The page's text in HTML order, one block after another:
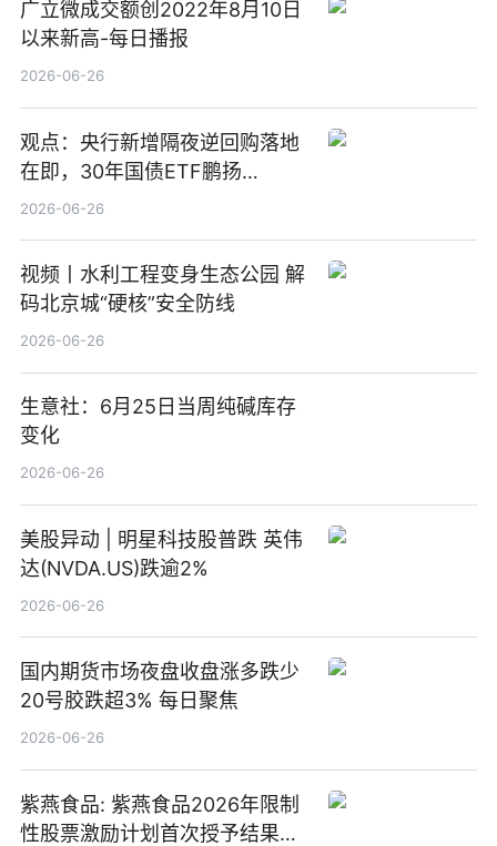
广立微成交额创2022年8月10日
以来新高-每日播报
2026-06-26
观点：央行新增隔夜逆回购落地
在即，30年国债ETF鹏扬
(511090) 盘中小幅上涨
2026-06-26
视频丨水利工程变身生态公园 解
码北京城“硬核”安全防线
2026-06-26
生意社：6月25日当周纯碱库存
变化
2026-06-26
美股异动 | 明星科技股普跌 英伟
达(NVDA.US)跌逾2%
2026-06-26
国内期货市场夜盘收盘涨多跌少
20号胶跌超3% 每日聚焦
2026-06-26
紫燕食品: 紫燕食品2026年限制
性股票激励计划首次授予结果公